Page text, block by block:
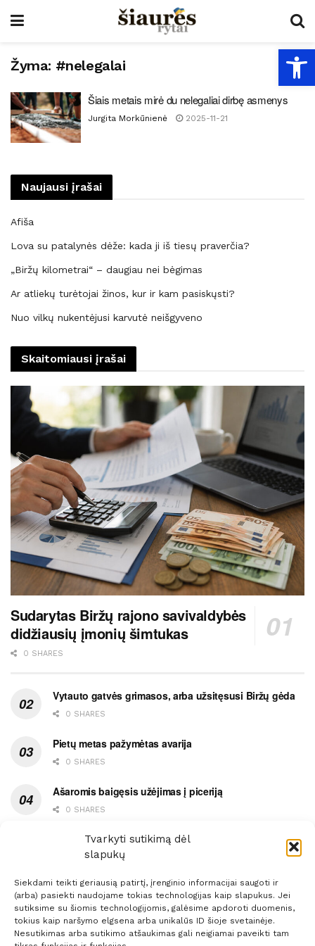
Tvarkyti sutikimą dėl
slapukų
Siekdami teikti geriausią patirtį, įrenginio informacijai saugoti ir
(arba) pasiekti naudojame tokias technologijas kaip slapukus. Jei
sutiksime su šiomis technologijomis, galėsime apdoroti duomenis,
tokius kaip naršymo elgsena arba unikalūs ID šioje svetainėje.
Nesutikimas arba sutikimo atšaukimas gali neigiamai paveikti tam
Žyma: #nelegalai
Šiais metais mirė du nelegaliai dirbę asmenys
Jurgita Morkūnienė 2025-11-21
Naujausi įrašai
Afiša
Lova su patalynės dėže: kada ji iš tiesų praverčia?
„Biržų kilometrai“ – daugiau nei bėgimas
Ar atliekų turėtojai žinos, kur ir kam pasiskųsti?
Nuo vilkų nukentėjusi karvutė neišgyveno
Skaitomiausi įrašai
Sudarytas Biržų rajono savivaldybės
didžiausių įmonių šimtukas
0 SHARES
Vytauto gatvės grimasos, arba užsitęsusi Biržų gėda
0 SHARES
Pietų metas pažymėtas avarija
0 SHARES
Ašaromis baigęsis užėjimas į piceriją
0 SHARES
Ypatingas dviejų medikių likimo ryšys
0 SHARES